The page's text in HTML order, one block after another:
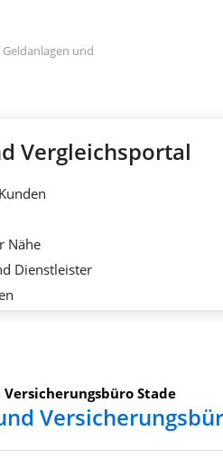
und
Vergleichsportal
Nähe
Dienstleister
Versicherungsbüro Stade